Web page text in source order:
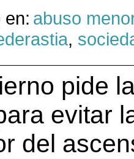
en: abuso
,
pide
evitar
del